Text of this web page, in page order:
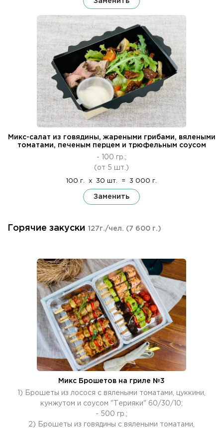
Микс-салат из говядины, жареными грибами, вялеными
томатами, печеным перцем и трюфельным соусом
- 100 гр.;
(от 5 шт.)
100 г. x 30 шт. = 3 000 г.
Заменить
Горячие закуски 127г./чел. (7 600 г.)
Микс Брошетов на гриле №3
1) Брошеты из лосося с вялеными томатами, цуккини,
кунжутом и соусом "Терияки" 60/30/10;
- 500 гр.;
2) Брошеты из говядины с вялеными томатами,